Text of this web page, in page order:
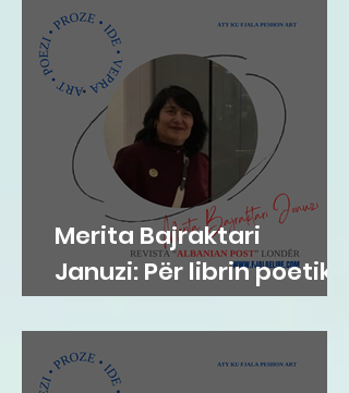
Merita Bajraktari
Januzi: Për librin poetik
”Teh nate” të Hazir
Mehmetit